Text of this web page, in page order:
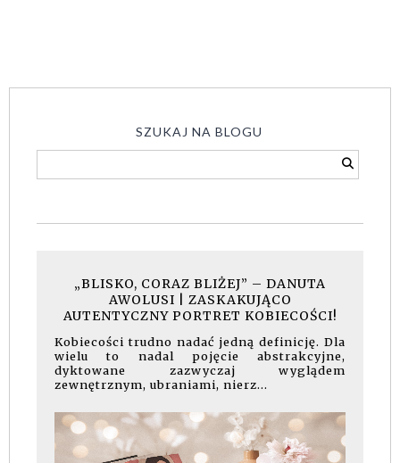
SZUKAJ NA BLOGU
„BLISKO, CORAZ BLIŻEJ” – DANUTA
AWOLUSI | ZASKAKUJĄCO
AUTENTYCZNY PORTRET KOBIECOŚCI!
Kobiecości trudno nadać jedną definicję. Dla
wielu to nadal pojęcie abstrakcyjne,
dyktowane zazwyczaj wyglądem
zewnętrznym, ubraniami, nierz...